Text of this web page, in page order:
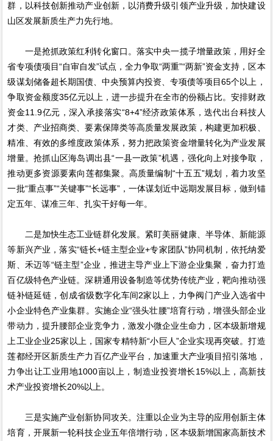
群，以科技创新推动产业创新，以消费升级引领产业升级，加快建设
山区发展新质生产力先行地。
一是抢抓政策红利转化窗口。落实中央一揽子增量政策，用好全
省专项债项目“自审自发”试点，全力争取“两重”“两新”资金支持，区本
级谋划储备超长期国债、中央预算内投资、专项债等项目65个以上，
争取资金额度35亿元以上，进一步提升在全市的份额占比。安排财政
资金11.9亿元，深入承接落实“8+4”经济政策体系，迭代出台科技人
才类、产业招商类、要素保障类等高质量发展政策，构建更加积极、
精准、有效的多维度政策体系，努力把政策资金增量转化为产业发展
增量。抢抓山区海岛调出县“一县一政策”机遇，强化向上对接争取，
推动更多资源要素向莲都集聚。高质量编制“十五五”规划，着力攻坚
一批“重点事”“关键事”“长远事”，一体谋划近中远期发展目标，做到锚
定五年、谋准三年、扎实干好每一年。
二是加快生态工业链群化发展。紧盯美丽健康、半导体、新能源
等新兴产业，落实“链长+链主型企业+专家团队”协同机制，依托纳爱
斯、禾迈等“链主型”企业，推进主导产业上下游企业集聚，奋力打造
百亿级特色产业链。深耕通用设备制造等优势传统产业，靶向推动强
链补链延链，创成省级数字化车间2家以上，力争阀门产业入选省中
小企业特色产业集群。实施企业“强头壮腰”培育行动，增强头部企业
带动力，提升腰部企业竞争力，激发小微企业生命力，区本级新增规
上工业企业25家以上，国家专精特新“小巨人”企业实现再突破。打造
莲都经开区新质生产力百亿产业平台，加速重大产业项目招引落地，
力争出让工业用地1000亩以上，制造业投资增长15%以上，高新技
术产业投资增长20%以上。
三是实施产业创新协同攻关。注重以企业为主导的应用创新主体
培育，开展新一轮科技企业五年倍增行动，区本级新增国家高新技术